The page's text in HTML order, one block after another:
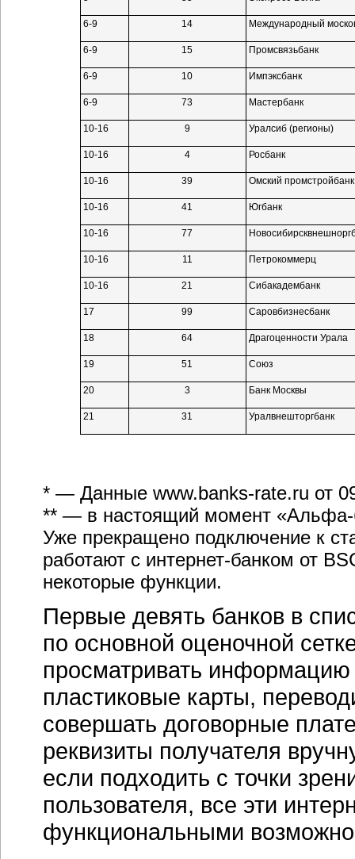
6-9 14 Международный
6-9 15 Промсвязьбанк
6-9 10 Импэксбанк
6-9 73 Мастербанк
10-16 9 Уралсиб (регионы)
10-16 4 Росбанк
10-16 39 Омский промстройбанк
10-16 41 Югбанк
10-16 77
10-16 11 Петрокоммерц
10-16 21 Сибакадембанк
17 99 Саровбизнесбанк
18 64 Драгоценности Урала
19 51 Союз
20 3 Банк Москвы
21 31 Уралвнешторгбанк
* — Данные www.banks-rate.ru от
** — в настоящий момент «Альфа-
Уже прекращено подключение к
работают с интернет-банком от
некоторые функции.
Первые девять банков в
по основной оценочной
просматривать информацию
пластиковые карты,
совершать договорные
реквизиты получателя
если подходить с точки
пользователя, все эти
функциональными